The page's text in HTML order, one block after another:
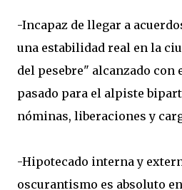
-Incapaz de llegar a
una estabilidad real en la
del pesebre" alcanzado con
pasado para el alpiste
nóminas, liberaciones y
-Hipotecado interna y
oscurantismo es absoluto